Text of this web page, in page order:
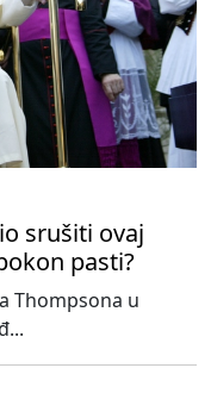
srušiti ovaj
pasti?
Thompsona u